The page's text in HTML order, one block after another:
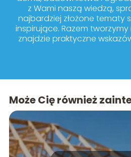
z Wami naszą wiedzą,
najbardziej złożone tematy
inspirujące. Razem
znajdzie praktyczne
Może Cię również